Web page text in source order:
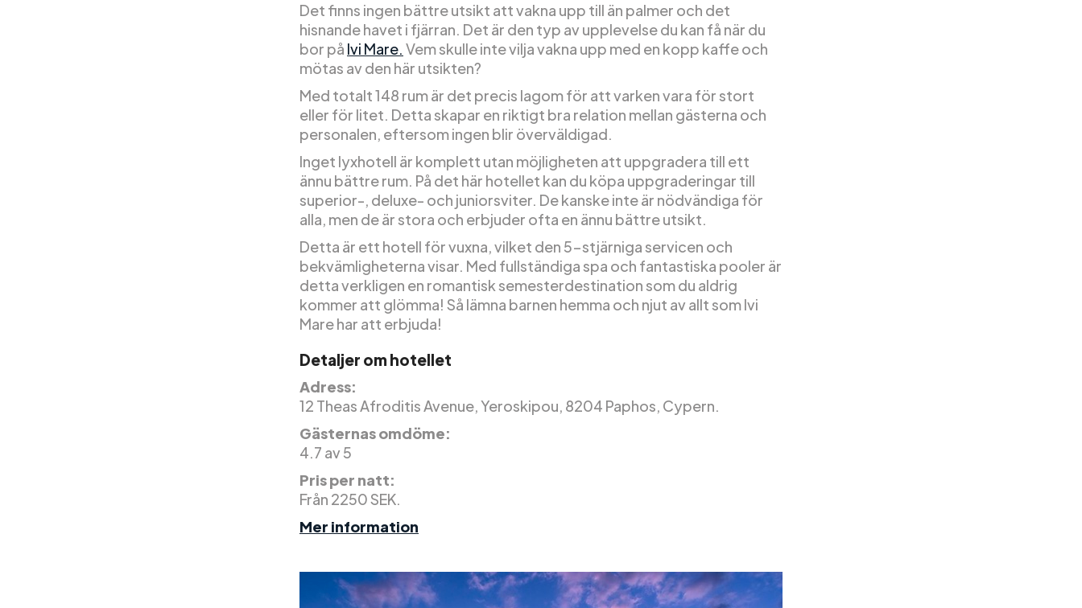
Det finns ingen bättre utsikt att vakna upp till än palmer och det
hisnande havet i fjärran. Det är den typ av upplevelse du kan få när du
bor på Ivi Mare. Vem skulle inte vilja vakna upp med en kopp kaffe och
mötas av den här utsikten?
Med totalt 148 rum är det precis lagom för att varken vara för stort
eller för litet. Detta skapar en riktigt bra relation mellan gästerna och
personalen, eftersom ingen blir överväldigad.
Inget lyxhotell är komplett utan möjligheten att uppgradera till ett
ännu bättre rum. På det här hotellet kan du köpa uppgraderingar till
superior-, deluxe- och juniorsviter. De kanske inte är nödvändiga för
alla, men de är stora och erbjuder ofta en ännu bättre utsikt.
Detta är ett hotell för vuxna, vilket den 5-stjärniga servicen och
bekvämligheterna visar. Med fullständiga spa och fantastiska pooler är
detta verkligen en romantisk semesterdestination som du aldrig
kommer att glömma! Så lämna barnen hemma och njut av allt som Ivi
Mare har att erbjuda!
Detaljer om hotellet
Adress:
12 Theas Afroditis Avenue, Yeroskipou, 8204 Paphos, Cypern.
Gästernas omdöme:
4.7 av 5
Pris per natt:
Från 2250 SEK.
Mer information